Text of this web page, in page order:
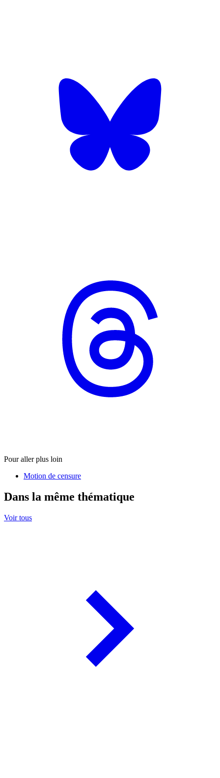
Pour aller plus loin
Motion de censure
Dans la même thématique
Voir tous